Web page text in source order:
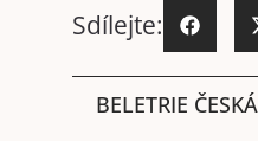
Sdílejte:
BELETRIE ČESKÁ